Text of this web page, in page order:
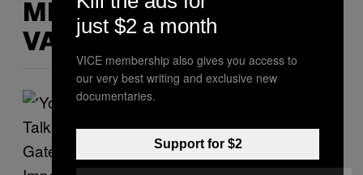
MEER
VAN DIT
just $2 a month
VICE membership also gives you access to
our very best writing and exclusive new
documentaries.
Support for $2